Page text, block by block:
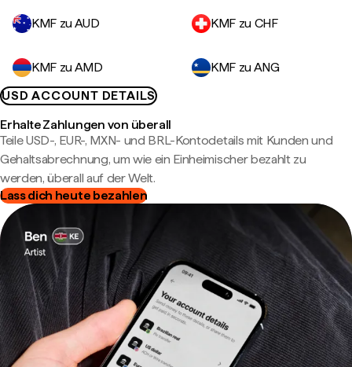
KMF zu AUD KMF zu CHF
KMF zu AMD
KMF zu ANG
USD ACCOUNT DETAILS
Erhalte Zahlungen von überall
Teile USD-, EUR-, MXN- und BRL-Kontodetails mit Kunden und
Gehaltsabrechnung, um wie ein Einheimischer bezahlt zu
werden, überall auf der Welt.
Lass dich heute bezahlen